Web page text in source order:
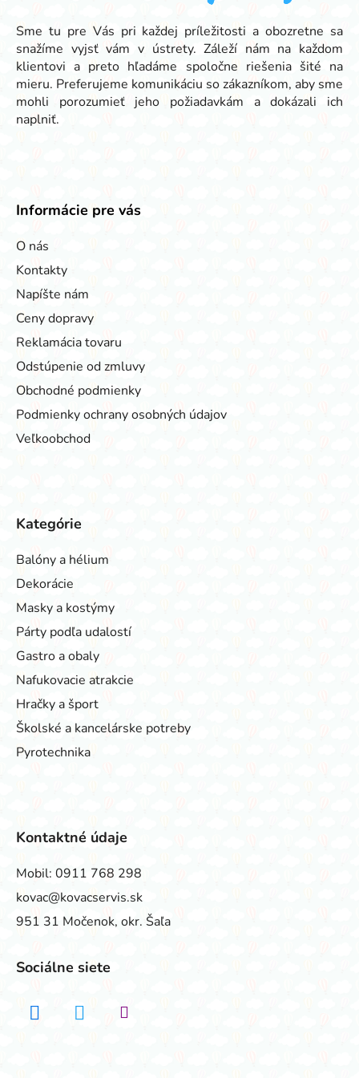
Sme tu pre Vás pri každej príležitosti a obozretne sa
snažíme vyjsť vám v ústrety. Záleží nám na každom
klientovi a preto hľadáme spoločne riešenia šité na
mieru. Preferujeme komunikáciu so zákazníkom, aby sme
mohli porozumieť jeho požiadavkám a dokázali ich
naplniť.
Informácie pre vás
O nás
Kontakty
Napíšte nám
Ceny dopravy
Reklamácia tovaru
Odstúpenie od zmluvy
Obchodné podmienky
Podmienky ochrany osobných údajov
Veľkoobchod
Kategórie
Balóny a hélium
Dekorácie
Masky a kostýmy
Párty podľa udalostí
Gastro a obaly
Nafukovacie atrakcie
Hračky a šport
Školské a kancelárske potreby
Pyrotechnika
Kontaktné údaje
Mobil: 0911 768 298
kovac@kovacservis.sk
951 31 Močenok, okr. Šaľa
Sociálne siete